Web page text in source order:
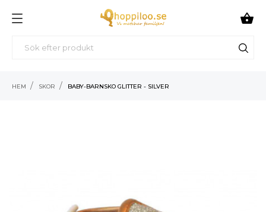

HEM SKOR BABY-BARNSKO GLITTER - SILVER